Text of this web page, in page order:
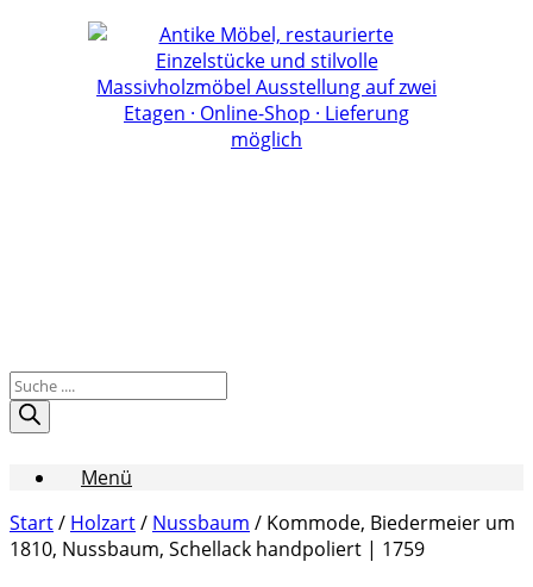
Products
search
Menü
Start/ Holzart/ Nussbaum / Kommode, Biedermeier um
1810, Nussbaum, Schellack handpoliert | 1759